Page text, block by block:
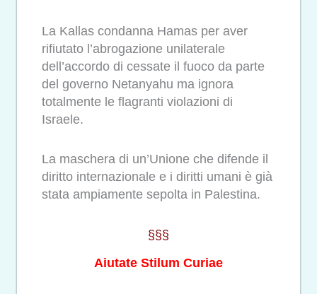
La Kallas condanna Hamas per aver
rifiutato l’abrogazione unilaterale
dell’accordo di cessate il fuoco da parte
del governo Netanyahu ma ignora
totalmente le flagranti violazioni di
Israele.
La maschera di un’Unione che difende il
diritto internazionale e i diritti umani è già
stata ampiamente sepolta in Palestina.
§§§
Aiutate Stilum Curiae